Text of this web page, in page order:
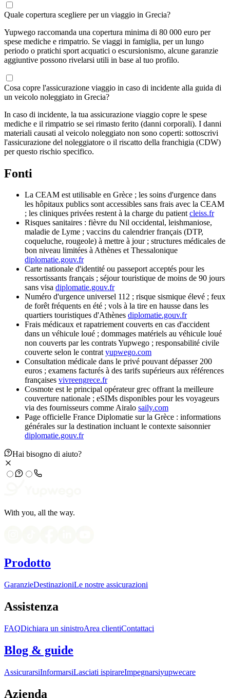
Quale copertura scegliere per un viaggio in Grecia?
Yupwego raccomanda una copertura minima di 80 000 euro per
spese mediche e rimpatrio. Se viaggi in famiglia, per un lungo
periodo o pratichi sport acquatici o escursionismo, alcune garanzie
aggiuntive possono rivelarsi utili in base al tuo profilo.
Cosa copre l'assicurazione viaggio in caso di incidente alla guida di
un veicolo noleggiato in Grecia?
In caso di incidente, la tua assicurazione viaggio copre le spese
mediche e il rimpatrio se sei rimasto ferito (danni corporali). I danni
materiali causati al veicolo noleggiato non sono coperti: sottoscrivi
l'assicurazione del noleggiatore o il riscatto della franchigia (CDW)
per questo rischio specifico.
Fonti
La CEAM est utilisable en Grèce ; les soins d'urgence dans
les hôpitaux publics sont accessibles sans frais avec la CEAM
; les cliniques privées restent à la charge du patient cleiss.fr
Risques sanitaires : fièvre du Nil occidental, leishmaniose,
maladie de Lyme ; vaccins du calendrier français (DTP,
coqueluche, rougeole) à mettre à jour ; structures médicales de
bon niveau limitées à Athènes et Thessalonique
diplomatie.gouv.fr
Carte nationale d'identité ou passeport acceptés pour les
ressortissants français ; séjour touristique de moins de 90 jours
sans visa diplomatie.gouv.fr
Numéro d'urgence universel 112 ; risque sismique élevé ; feux
de forêt fréquents en été ; vols à la tire en hausse dans les
quartiers touristiques d'Athènes diplomatie.gouv.fr
Frais médicaux et rapatriement couverts en cas d'accident
dans un véhicule loué ; dommages matériels au véhicule loué
non couverts par les contrats Yupwego ; responsabilité civile
couverte selon le contrat yupwego.com
Consultation médicale dans le privé pouvant dépasser 200
euros ; examens facturés à des tarifs supérieurs aux références
françaises vivreengrece.fr
Cosmote est le principal opérateur grec offrant la meilleure
couverture nationale ; eSIMs disponibles pour les voyageurs
via des fournisseurs comme Airalo saily.com
Page officielle France Diplomatie sur la Grèce : informations
générales sur la destination incluant le contexte saisonnier
diplomatie.gouv.fr
Hai bisogno di aiuto?
With you, all the way.
Prodotto
GaranzieDestinazioniLe nostre assicurazioni
Assistenza
FAQDichiara un sinistroArea clientiContattaci
Blog & guide
AssicurarsiInformarsiLasciati ispirareImpegnarsiyupwecare
Azienda